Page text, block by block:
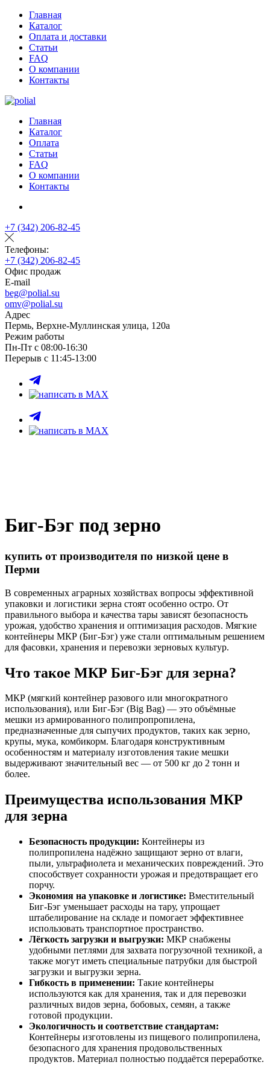
Главная
Каталог
Оплата и доставки
Статьи
FAQ
О компании
Контакты
Главная
Каталог
Оплата
Статьи
FAQ
О компании
Контакты
+7 (342) 206-82-45
Телефоны:
+7 (342) 206-82-45
Офис продаж
E-mail
beg@polial.su
omv@polial.su
Адрес
Пермь, Верхне-Муллинская улица, 120а
Режим работы
Пн-Пт с 08:00-16:30
Перерыв с 11:45-13:00
Биг-Бэг под зерно
купить от производителя по низкой цене в
Перми
В современных аграрных хозяйствах вопросы эффективной
упаковки и логистики зерна стоят особенно остро. От
правильного выбора и качества тары зависят безопасность
урожая, удобство хранения и оптимизация расходов. Мягкие
контейнеры МКР (Биг-Бэг) уже стали оптимальным решением
для фасовки, хранения и перевозки зерновых культур.
Что такое МКР Биг-Бэг для зерна?
МКР (мягкий контейнер разового или многократного
использования), или Биг-Бэг (Big Bag) — это объёмные
мешки из армированного полипропропилена,
предназначенные для сыпучих продуктов, таких как зерно,
крупы, мука, комбикорм. Благодаря конструктивным
особенностям и материалу изготовления такие мешки
выдерживают значительный вес — от 500 кг до 2 тонн и
более.
Преимущества использования МКР
для зерна
Безопасность продукции: Контейнеры из
полипропилена надёжно защищают зерно от влаги,
пыли, ультрафиолета и механических повреждений. Это
способствует сохранности урожая и предотвращает его
порчу.
Экономия на упаковке и логистике: Вместительный
Биг-Бэг уменьшает расходы на тару, упрощает
штабелирование на складе и помогает эффективнее
использовать транспортное пространство.
Лёгкость загрузки и выгрузки: МКР снабжены
удобными петлями для захвата погрузочной техникой, а
также могут иметь специальные патрубки для быстрой
загрузки и выгрузки зерна.
Гибкость в применении: Такие контейнеры
используются как для хранения, так и для перевозки
различных видов зерна, бобовых, семян, а также
готовой продукции.
Экологичность и соответствие стандартам:
Контейнеры изготовлены из пищевого полипропилена,
безопасного для хранения продовольственных
продуктов. Материал полностью поддаётся переработке.